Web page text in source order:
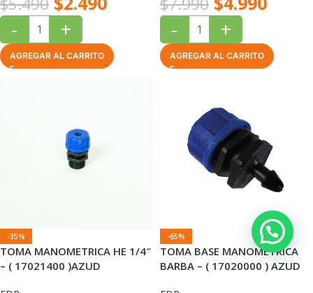
- +
AGREGAR AL CARRITO
- +
AGREGAR AL CARRITO
-35%
TOMA MANOMETRICA HE 1/4″
– ( 17021400 )AZUD
-65%
TOMA BASE MANOMETRICA
BARBA – ( 17020000 ) AZUD